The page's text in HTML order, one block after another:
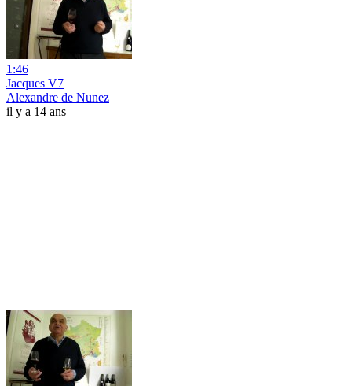
1:46
Jacques V7
Alexandre de Nunez
il y a 14 ans